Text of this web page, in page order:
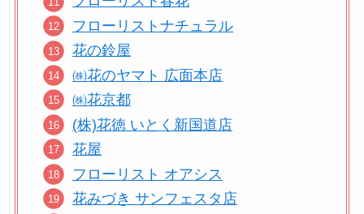
フローリストナチュラル
花の鈴屋
㈱花のヤマト 広面本店
㈱花京都
(株)花徳 いとく新国道店
花屋
フローリスト オアシス
花みづき サンフェスタ店